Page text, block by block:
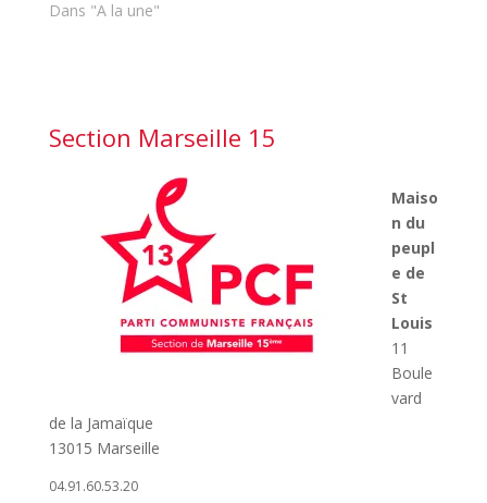
Dans "A la une"
Section Marseille 15
Maiso
n du
peupl
e de
St
Louis
11
Boule
vard
de la Jamaïque
13015 Marseille
04.91.60.53.20